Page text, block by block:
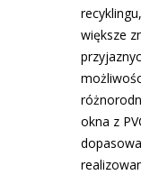
większe
okna z